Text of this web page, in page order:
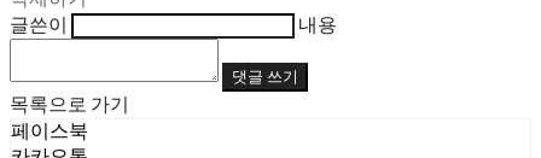
글쓴이
내용
댓글 쓰기
목록으로 가기
페이스북